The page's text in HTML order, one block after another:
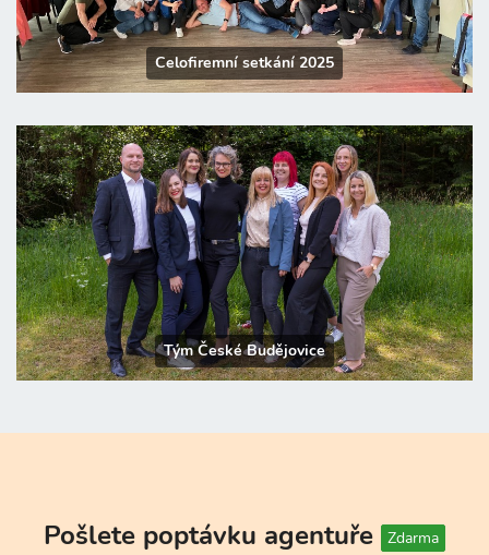
Celofiremní setkání 2025
Tým České Budějovice
Pošlete poptávku agentuře Zdarma